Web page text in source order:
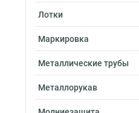
Лотки
Маркировка
Металлические трубы
Металлорукав